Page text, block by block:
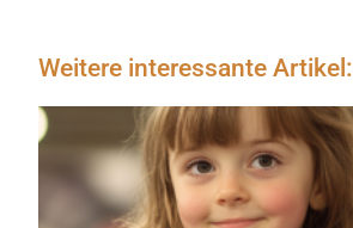
Weitere interessante Artikel: